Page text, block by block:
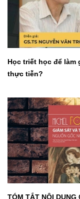
Học triết học để
thực tiễn?
TÓM TẮT NỘI DUNG